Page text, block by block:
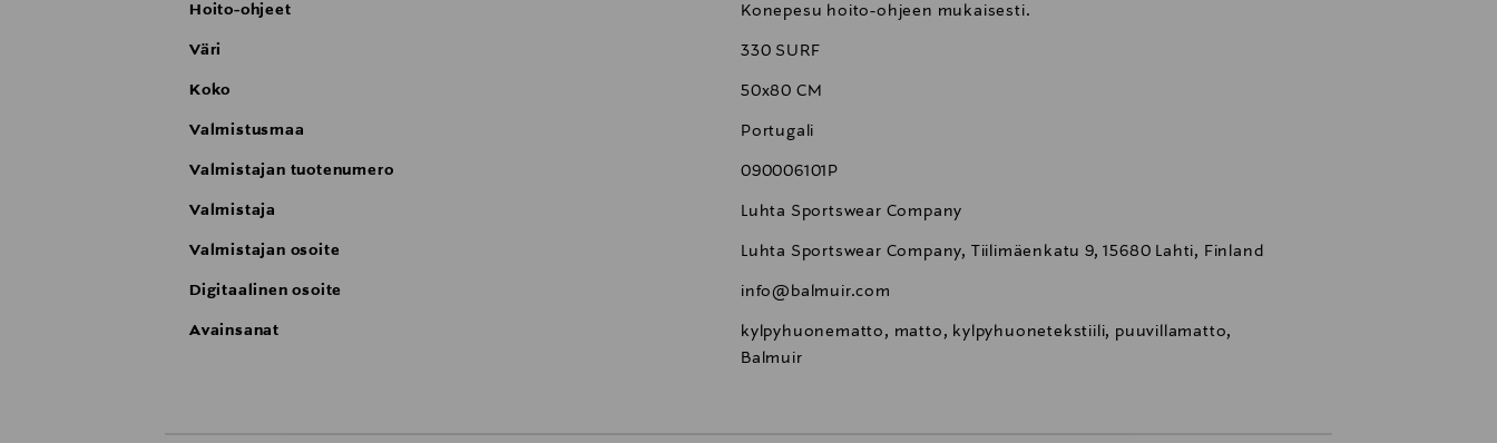
Hoito-ohjeet Konepesu hoito-ohjeen mukaisesti.
Väri 330 SURF
Koko 50x80 CM
Valmistusmaa Portugali
Valmistajan tuotenumero 090006101P
Valmistaja Luhta Sportswear Company
Valmistajan osoite Luhta Sportswear Company, Tiilimäenkatu 9, 15680 Lahti, Finland
Digitaalinen osoite info@balmuir.com
Avainsanat
kylpyhuonematto, matto, kylpyhuonetekstiili, puuvillamatto,
Balmuir